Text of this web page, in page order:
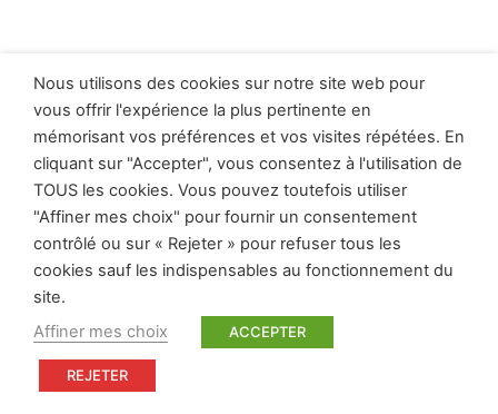
Nous utilisons des cookies sur notre site web pour
vous offrir l'expérience la plus pertinente en
mémorisant vos préférences et vos visites répétées. En
cliquant sur "Accepter", vous consentez à l'utilisation de
TOUS les cookies. Vous pouvez toutefois utiliser
"Affiner mes choix" pour fournir un consentement
contrôlé ou sur « Rejeter » pour refuser tous les
cookies sauf les indispensables au fonctionnement du
site.
Affiner mes choix
ACCEPTER
REJETER